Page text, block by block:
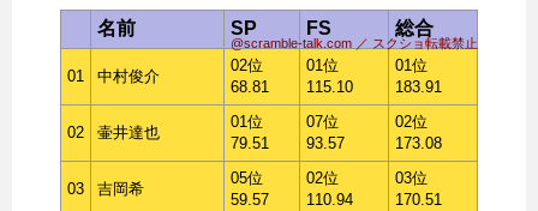
@scramble-talk.com ／ スクショ転載禁止
名前 SP FS 総合
01 中村俊介
02位
68.81
01位
115.10
01位
183.91
02 壷井達也
01位
79.51
07位
93.57
02位
173.08
03 吉岡希
05位
59.57
02位
110.94
03位
170.51